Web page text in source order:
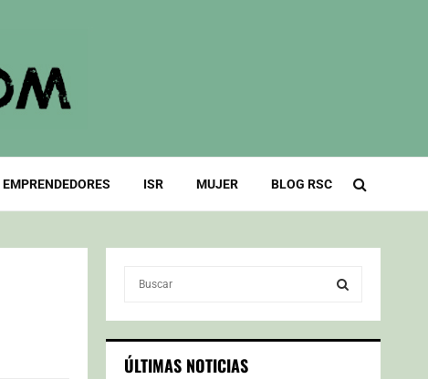
EMPRENDEDORES ISR MUJER BLOG RSC
c
h
S
ÚLTIMAS NOTICIAS